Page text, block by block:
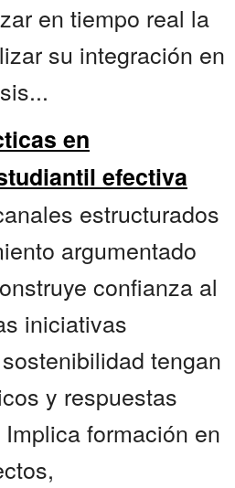
en tiempo real la
su integración en
en
efectiva
estructurados
argumentado
confianza al
iniciativas
tengan
y respuestas
formación en